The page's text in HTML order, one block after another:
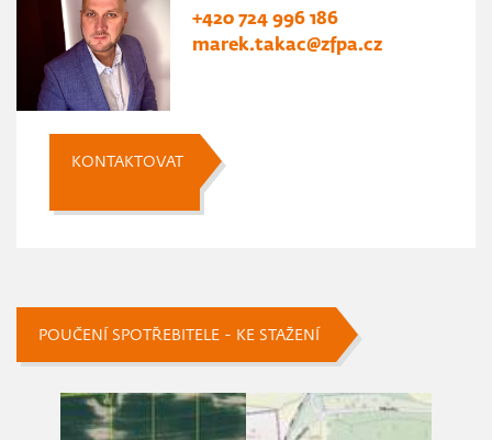
+420 724 996 186
marek.takac@zfpa.cz
KONTAKTOVAT
POUČENÍ SPOTŘEBITELE - KE STAŽENÍ